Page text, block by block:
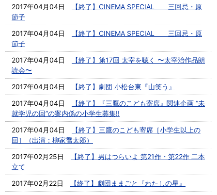
2017年04月04日
【終了】CINEMA SPECIAL 三回忌・原
節子
2017年04月04日
【終了】CINEMA SPECIAL 三回忌・原
節子
2017年04月04日
【終了】第17回 太宰を聴く 〜太宰治作品朗
読会〜
2017年04月04日
【終了】劇団 小松台東『山笑う』
2017年04月04日
【終了】『三鷹のこども寄席』関連企画 “未
就学児の回”の案内係の小学生募集!!
2017年04月04日
【終了】三鷹のこども寄席［小学生以上の
回］（出演：柳家喬太郎）
2017年02月25日
【終了】男はつらいよ 第21作・第22作 二本
立て
2017年02月22日
【終了】劇団ままごと『わたしの星』